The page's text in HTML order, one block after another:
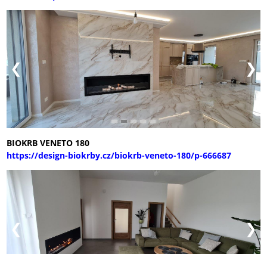
BIOKRB VENETO 180
https://design-biokrby.cz/biokrb-veneto-180/p-666687